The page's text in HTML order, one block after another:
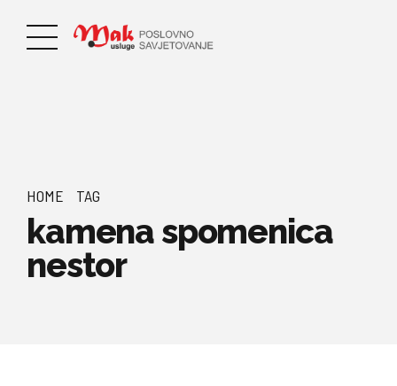
HOME TAG
kamena spomenica
nestor